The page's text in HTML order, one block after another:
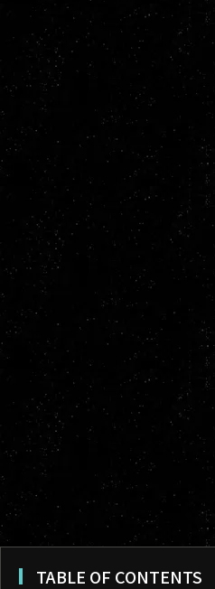
TABLE OF CONTENTS